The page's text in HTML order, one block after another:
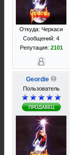
Откуда: Черкаси
Сообщений: 4
Репутация: 2101
Geordie
Пользователь